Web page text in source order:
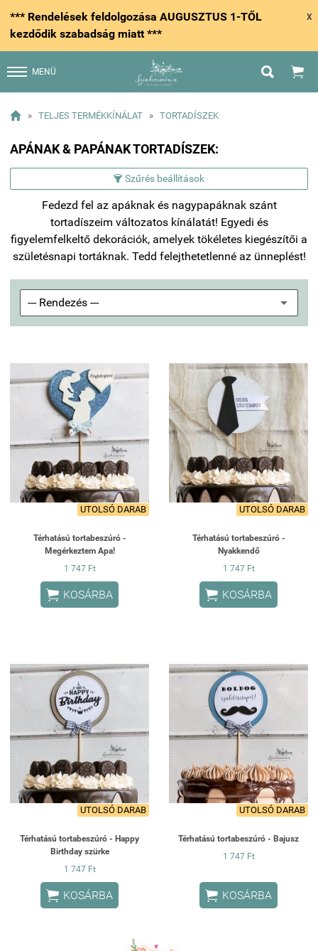
*** Rendelések feldolgozása AUGUSZTUS 1-TŐL
kezdődik szabadság miatt ***
X
MENÜ  
 » TELJES TERMÉKKÍNÁLAT » TORTADÍSZEK
APÁNAK & PAPÁNAK TORTADÍSZEK:
 Szűrés beállítások
Fedezd fel az apáknak és nagypapáknak szánt
tortadíszeim változatos kínálatát! Egyedi és
figyelemfelkeltő dekorációk, amelyek tökéletes kiegészítői a
születésnapi tortáknak. Tedd felejthetetlenné az ünneplést!
UTOLSÓ DARAB
Térhatású tortabeszúró -
Megérkeztem Apa!
1 747 Ft
 KOSÁRBA
UTOLSÓ DARAB
Térhatású tortabeszúró -
Nyakkendő
1 747 Ft
 KOSÁRBA
UTOLSÓ DARAB
Térhatású tortabeszúró - Happy
Birthday szürke
1 747 Ft
 KOSÁRBA
UTOLSÓ DARAB
Térhatású tortabeszúró - Bajusz
1 747 Ft
 KOSÁRBA